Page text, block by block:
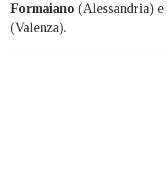
Formaiano (Alessandria) e
(Valenza).